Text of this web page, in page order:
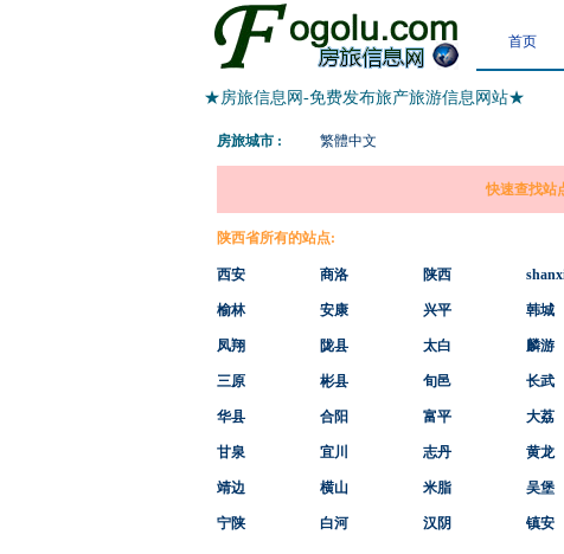
首页
★房旅信息网-免费发布旅产旅游信息网站★
房旅城市 : 繁體中文
快速查找站
陕西省所有的站点:
西安 商洛 陕西
榆林 安康 兴平 韩城
凤翔 陇县 太白 麟游
三原 彬县 旬邑 长武
华县 合阳 富平 大荔
甘泉 宜川 志丹 黄龙
靖边 横山 米脂 吴堡
宁陕 白河 汉阴 镇安